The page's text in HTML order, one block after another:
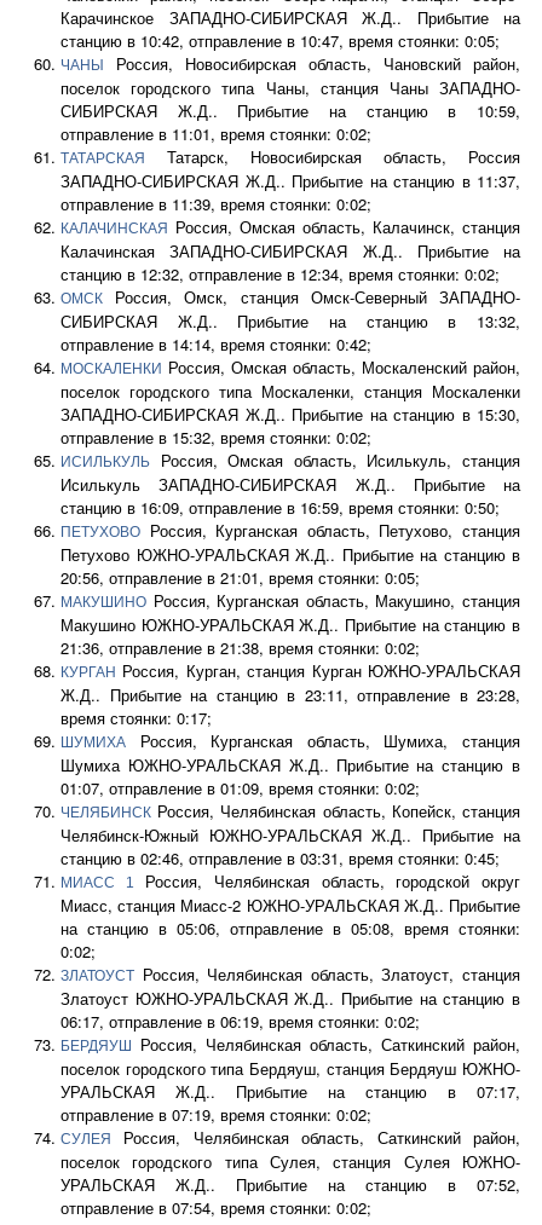
Карачинское ЗАПАДНО-СИБИРСКАЯ Ж.Д.. Прибытие на
станцию в 10:42, отправление в 10:47, время стоянки: 0:05;
ЧАНЫ
Россия, Новосибирская область, Чановский район,
поселок городского типа Чаны, станция Чаны ЗАПАДНО-
СИБИРСКАЯ Ж.Д.. Прибытие на станцию в 10:59,
отправление в 11:01, время стоянки: 0:02;
ТАТАРСКАЯ
Татарск, Новосибирская область, Россия
ЗАПАДНО-СИБИРСКАЯ Ж.Д.. Прибытие на станцию в 11:37,
отправление в 11:39, время стоянки: 0:02;
КАЛАЧИНСКАЯ
Россия, Омская область, Калачинск, станция
Калачинская ЗАПАДНО-СИБИРСКАЯ Ж.Д.. Прибытие на
станцию в 12:32, отправление в 12:34, время стоянки: 0:02;
ОМСК
Россия, Омск, станция Омск-Северный ЗАПАДНО-
СИБИРСКАЯ Ж.Д.. Прибытие на станцию в 13:32,
отправление в 14:14, время стоянки: 0:42;
МОСКАЛЕНКИ Россия, Омская область, Москаленский район,
поселок городского типа Москаленки, станция Москаленки
ЗАПАДНО-СИБИРСКАЯ Ж.Д.. Прибытие на станцию в 15:30,
отправление в 15:32, время стоянки: 0:02;
ИСИЛЬКУЛЬ
Россия, Омская область, Исилькуль, станция
Исилькуль ЗАПАДНО-СИБИРСКАЯ Ж.Д.. Прибытие на
станцию в 16:09, отправление в 16:59, время стоянки: 0:50;
ПЕТУХОВО
Россия, Курганская область, Петухово, станция
Петухово ЮЖНО-УРАЛЬСКАЯ Ж.Д.. Прибытие на станцию в
20:56, отправление в 21:01, время стоянки: 0:05;
МАКУШИНО Россия, Курганская область, Макушино, станция
Макушино ЮЖНО-УРАЛЬСКАЯ Ж.Д.. Прибытие на станцию в
21:36, отправление в 21:38, время стоянки: 0:02;
КУРГАН Россия, Курган, станция Курган ЮЖНО-УРАЛЬСКАЯ
Ж.Д.. Прибытие на станцию в 23:11, отправление в 23:28,
время стоянки: 0:17;
ШУМИХА
Россия, Курганская область, Шумиха, станция
Шумиха ЮЖНО-УРАЛЬСКАЯ Ж.Д.. Прибытие на станцию в
01:07, отправление в 01:09, время стоянки: 0:02;
ЧЕЛЯБИНСК Россия, Челябинская область, Копейск, станция
Челябинск-Южный ЮЖНО-УРАЛЬСКАЯ Ж.Д.. Прибытие на
станцию в 02:46, отправление в 03:31, время стоянки: 0:45;
МИАСС 1
Россия, Челябинская область, городской округ
Миасс, станция Миасс-2 ЮЖНО-УРАЛЬСКАЯ Ж.Д.. Прибытие
на станцию в 05:06, отправление в 05:08, время стоянки:
0:02;
ЗЛАТОУСТ Россия, Челябинская область, Златоуст, станция
Златоуст ЮЖНО-УРАЛЬСКАЯ Ж.Д.. Прибытие на станцию в
06:17, отправление в 06:19, время стоянки: 0:02;
БЕРДЯУШ
Россия, Челябинская область, Саткинский район,
поселок городского типа Бердяуш, станция Бердяуш ЮЖНО-
УРАЛЬСКАЯ Ж.Д.. Прибытие на станцию в 07:17,
отправление в 07:19, время стоянки: 0:02;
СУЛЕЯ
Россия, Челябинская область, Саткинский район,
поселок городского типа Сулея, станция Сулея ЮЖНО-
УРАЛЬСКАЯ Ж.Д.. Прибытие на станцию в 07:52,
отправление в 07:54, время стоянки: 0:02;